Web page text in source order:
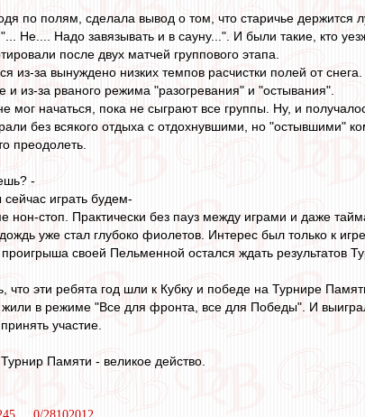
по полям, сделала вывод о том, что старичье держится
Не.... Надо завязывать и в сауну...". И были такие, кто
после двух матчей группового этапа.
из-за вынуждено низких темпов расчистки полей от
из-за рваного режима "разогревания" и "остывания".
мог начаться, пока не сыграют все группы. Ну, и
без всякого отдыха с отдохнувшими, но "остывшими"
преодолеть.
-
играть будем-
стоп. Практически без пауз между играми и даже
уже стал глубоко фиолетов. Интерес был только к игре.
своей Пельменной остался ждать результатов
что эти ребята год шли к Кубку и победе на Турнире
в режиме "Все для фронта, все для Победы". И
участие.
Памяти - великое действо.